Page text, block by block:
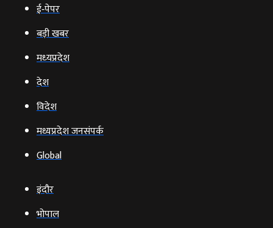
ई‑पेपर
बड़ी खबर
मध्‍यप्रदेश
देश
विदेश
मध्यप्रदेश जनसंपर्क
Global
इंदौर
भोपाल